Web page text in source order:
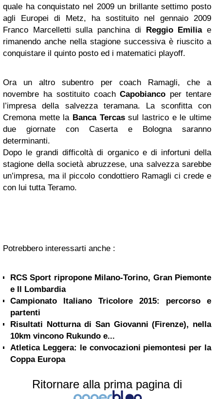
quale ha conquistato nel 2009 un brillante settimo posto
agli Europei di Metz, ha sostituito nel gennaio 2009
Franco Marcelletti sulla panchina di Reggio Emiliae
rimanendo anche nella stagione successiva è riuscito a
conquistare il quinto posto ed i matematici playoff.
Ora un altro subentro per coach Ramagli, che a
novembre ha sostituito coachCapobianco per tentare
l’impresa della salvezza teramana. La sconfitta con
Cremona mette la Banca Tercassul lastrico e le ultime
due giornate con Caserta e Bologna saranno
determinanti.
Dopo le grandi difficoltà di organico e di infortuni della
stagione della società abruzzese, una salvezza sarebbe
un’impresa, ma il piccolo condottiero Ramagli ci crede e
con lui tutta Teramo.
Potrebbero interessarti anche :
RCS Sport ripropone Milano-Torino, Gran Piemonte
e Il Lombardia
Campionato Italiano Tricolore 2015: percorso e
partenti
Risultati Notturna di San Giovanni (Firenze), nella
10km vincono Rukundo e...
Atletica Leggera: le convocazioni piemontesi per la
Coppa Europa
Ritornare alla prima pagina di